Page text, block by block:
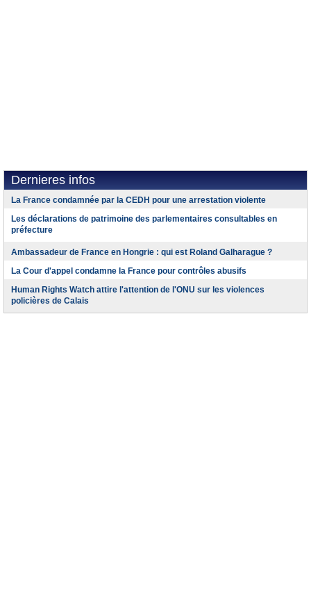
Dernieres infos
La France condamnée par la CEDH pour une arrestation violente
Les déclarations de patrimoine des parlementaires consultables en
préfecture
Ambassadeur de France en Hongrie : qui est Roland Galharague ?
La Cour d'appel condamne la France pour contrôles abusifs
Human Rights Watch attire l'attention de l'ONU sur les violences
policières de Calais